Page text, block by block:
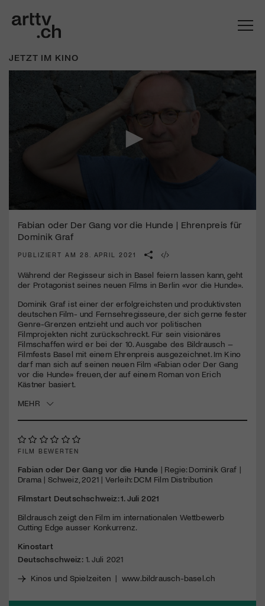
JETZT IM KINO
seconds
minutes,
seconds
Fabian oder Der Gang vor die Hunde | Ehrenpreis für
Dominik Graf
PUBLIZIERT AM 28. APRIL 2021
Während der Regisseur sich in Basel feiern lassen kann, geht
der Protagonist seines neuen Films in Berlin «vor die Hunde».
Dominik Graf ist einer der erfolgreichsten und produktivsten
deutschen Film- und Fernsehregisseure, der sich gerne fester
Genre-Grenzen entzieht und auch vor politischen
Filmprojekten nicht zurückschreckt. Für sein visionäres
Filmschaffen wird er bei der 10. Ausgabe des Bildrausch –
Filmfests Basel mit einem Ehrenpreis ausgezeichnet. Im Kino
darf man sich auf seinen neuen Film «Fabian oder Der Gang
vor die Hunde» freuen, der auf einem Roman von Erich
Kästner basiert.
MEHR
FILM BEWERTEN
Fabian oder Der Gang vor die Hunde | Regie: Dominik Graf |
Drama | Schweiz, 2021 | Verleih: DCM Film Distribution
Filmstart Deutschschweiz: 1. Juli 2021
Bildrausch zeigt den Film im internationalen Wettbewerb
Cutting Edge ausser Konkurrenz.
Kinostart
Deutschschweiz:1. Juli 2021
Kinos und Spielzeiten | www.bildrausch-basel.ch
Engagiere dich als Kulturliebhaber:in, Kulturschaffende(r) oder
Kulturinstitution und unterstütze unsere Arbeit.
Mit deiner Mitgliedschaft erhältst du kostenlosen Zugang zu
Jetzt Mitglied werden